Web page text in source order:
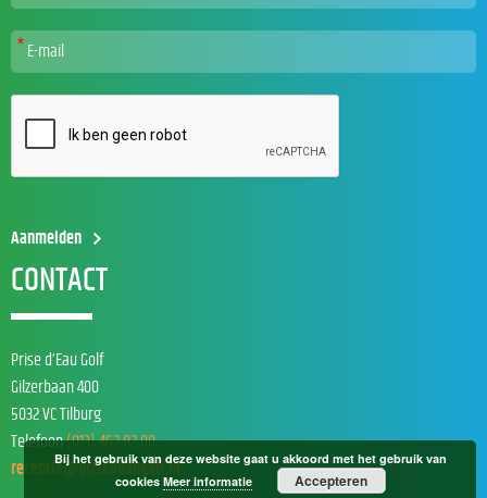
CONTACT
Prise d’Eau Golf
Gilzerbaan 400
5032 VC Tilburg
Telefoon(013) 462 82 00
receptie@prisedeaugolf.nl
Bij het gebruik van deze website gaat u akkoord met het gebruik van
cookies Meer informatie Accepteren